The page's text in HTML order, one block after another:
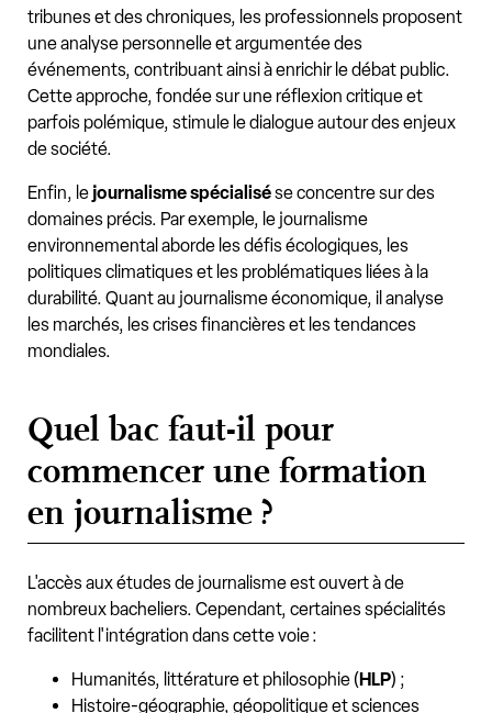
tribunes et des chroniques, les professionnels proposent
une analyse personnelle et argumentée des
événements, contribuant ainsi à enrichir le débat public.
Cette approche, fondée sur une réflexion critique et
parfois polémique, stimule le dialogue autour des enjeux
de société.
Enfin, le journalisme spécialisése concentre sur des
domaines précis. Par exemple, le journalisme
environnemental aborde les défis écologiques, les
politiques climatiques et les problématiques liées à la
durabilité. Quant au journalisme économique, il analyse
les marchés, les crises financières et les tendances
mondiales.
Quel bac faut-il pour
commencer une formation
en journalisme ?
L'accès aux études de journalisme est ouvert à de
nombreux bacheliers. Cependant, certaines spécialités
facilitent l'intégration dans cette voie :
Humanités, littérature et philosophie (HLP) ;
Histoire-géographie, géopolitique et sciences